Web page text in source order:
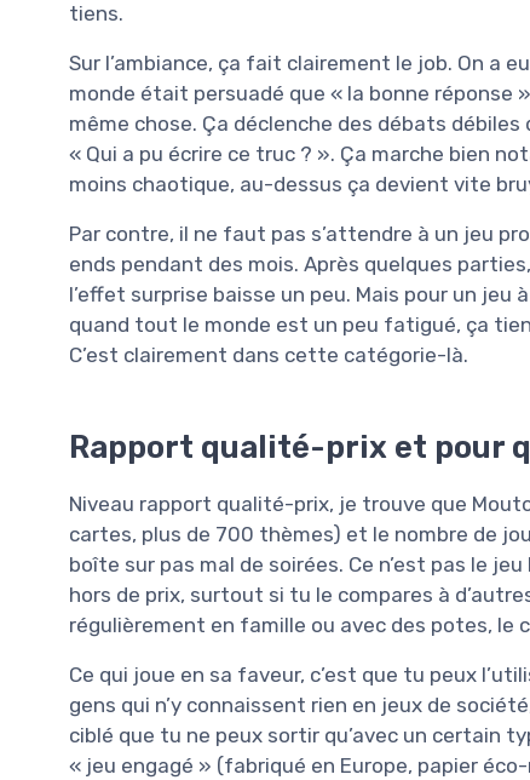
tiens.
Sur l’ambiance, ça fait clairement le job. On a
monde était persuadé que « la bonne réponse
même chose. Ça déclenche des débats
« Qui a pu écrire ce truc ? ». Ça marche bien
moins chaotique, au-dessus ça devient vite
Par contre, il ne faut pas s’attendre à un jeu
ends pendant des mois. Après quelques
l’effet surprise baisse un peu. Mais pour un jeu
quand tout le monde est un peu fatigué, ça
C’est clairement dans cette catégorie-là.
Rapport qualité-prix et pour
Niveau rapport qualité-prix, je trouve que
cartes, plus de 700 thèmes) et le nombre de
boîte sur pas mal de soirées. Ce n’est pas le
hors de prix, surtout si tu le compares à
régulièrement en famille ou avec des potes,
Ce qui joue en sa faveur, c’est que tu peux
gens qui n’y connaissent rien en jeux de
ciblé que tu ne peux sortir qu’avec un certain
« jeu engagé » (fabriqué en Europe, papier